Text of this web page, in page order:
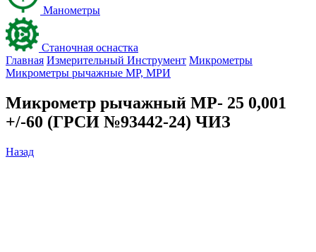
Манометры
Станочная оснастка
Главная Измерительный Инструмент Микрометры
Микрометры рычажные МР, МРИ
Микрометр рычажный МР- 25 0,001
+/-60 (ГРСИ №93442-24) ЧИЗ
Назад